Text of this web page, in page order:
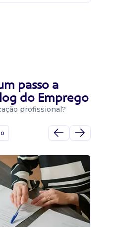
passo a
do Emprego
profissional?